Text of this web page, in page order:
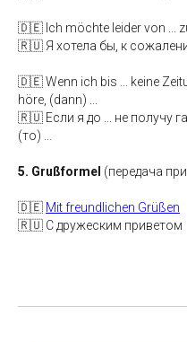
🇩🇪 Ich möchte leider von ...
🇷🇺 Я хотела бы, к
🇩🇪 Wenn ich bis ... keine
höre, (dann) ...
🇷🇺 Если я до ... не получу
(то) ...
5. Grußformel (передача
🇩🇪 Mit freundlichen Grüßen
🇷🇺 С дружеским приветом